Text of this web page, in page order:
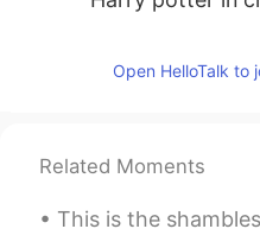
Open HelloTalk to
Related Moments
This is the shambles in York where JK